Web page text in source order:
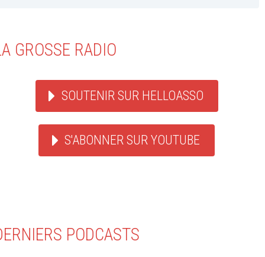
GROSSE RADIO
SOUTENIR SUR HELLOASSO
S'ABONNER SUR YOUTUBE
PODCASTS